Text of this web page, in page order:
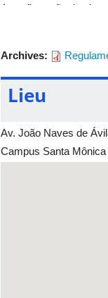
A confirmação das
Recomendamos
No ato da inscrição,
equipe(s) e do adulto
Confira aqui o
Archives:
Lieu
Av. João Naves de
Campus Santa